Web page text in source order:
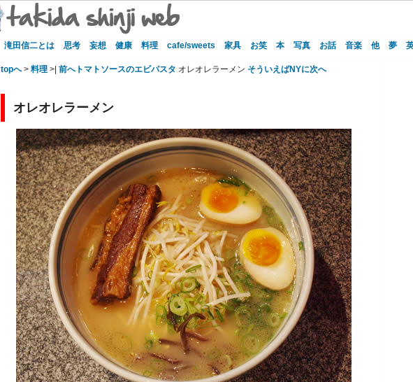
滝田信二とは 思考 妄想 健康 料理 cafe/sweets 家具 お笑 本 写真 お話 音楽 他 夢
topへ> 料理 >| 前へトマトソースのエビパスタ オレオレラーメン そういえばNYに次へ
オレオレラーメン